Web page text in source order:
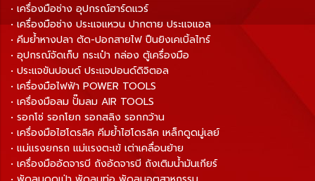
• เครื่องมือช่าง อุปกรณ์ฮาร์ดแวร์
• เครื่องมือช่าง ประแจแหวน ปากตาย ประแจแอล
• คีมย้ำหางปลา ตัด-ปอกสายไฟ ปืนยิงเคเบิ้ลไทร์
• อุปกรณ์จัดเก็บ กระเป๋า กล่อง ตู้เครื่องมือ
• ประแจขันปอนด์ ประแจปอนด์ดิจิตอล
• เครื่องมือไฟฟ้า POWER TOOLS
• เครื่องมือลม ปั๊มลม AIR TOOLS
• รอกโซ่ รอกโยก รอกสลิง รอกกว้าน
• เครื่องมือไฮโดรลิค คีมย้ำไฮโดรลิค เหล็กดูดมู่เลย์
• แม่แรงยกรถ แม่แรงตะเข้ เต่าเคลื่อนย้าย
• เครื่องมืออัดจารบี ถังอัดจารบี ถังเติมน้ำมันเกียร์